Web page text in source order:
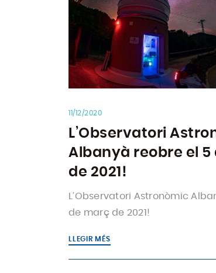
11/12/2020
L’Observatori
Albanyà reobre el 5
de 2021!
L’Observatori Astronòmic
de març de 2021!
LLEGIR MÉS